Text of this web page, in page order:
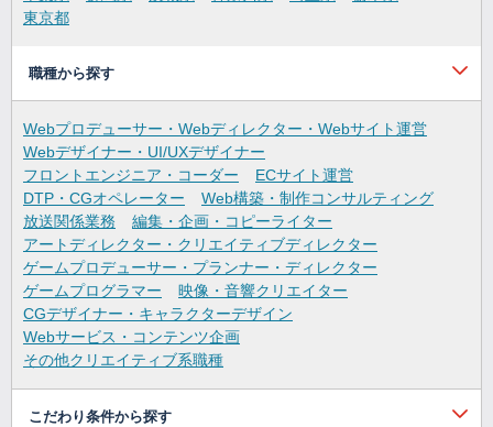
東京都
職種から探す
Webプロデューサー・Webディレクター・Webサイト運営
Webデザイナー・UI/UXデザイナー
フロントエンジニア・コーダー
ECサイト運営
DTP・CGオペレーター
Web構築・制作コンサルティング
放送関係業務
編集・企画・コピーライター
アートディレクター・クリエイティブディレクター
ゲームプロデューサー・プランナー・ディレクター
ゲームプログラマー
映像・音響クリエイター
CGデザイナー・キャラクターデザイン
Webサービス・コンテンツ企画
その他クリエイティブ系職種
こだわり条件から探す